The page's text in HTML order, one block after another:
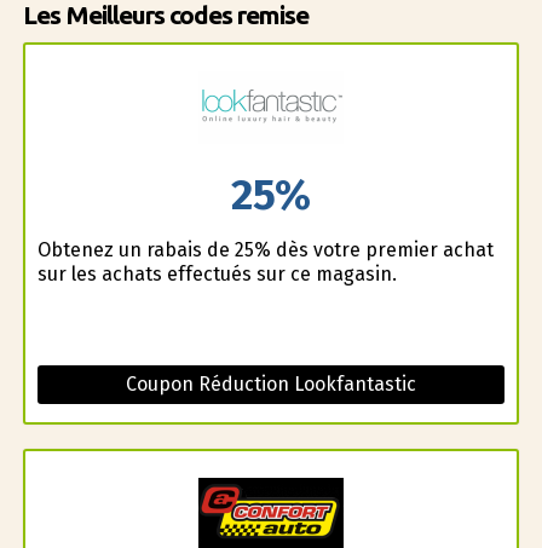
Les Meilleurs codes remise
25%
Obtenez un rabais de 25% dès votre premier achat
sur les achats effectués sur ce magasin.
Coupon Réduction Lookfantastic